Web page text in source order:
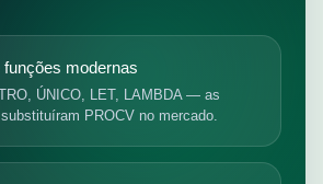
funções modernas
ÚNICO, LET, LAMBDA — as
PROCV no mercado.